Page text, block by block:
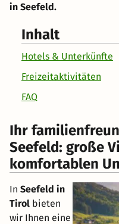
in Seefeld.
Inhalt
Hotels & Unterkünfte
Freizeitaktivitäten
FAQ
Ihr
Seefeld: große
komfortablen
In Seefeld in
Tirol bieten
wir Ihnen eine